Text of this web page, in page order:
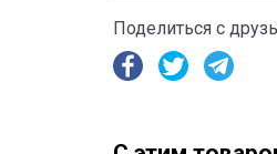
Поделиться с